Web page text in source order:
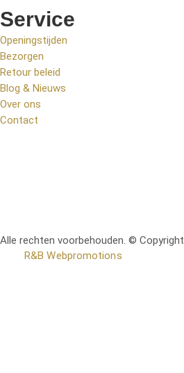
Service
Openingstijden
Bezorgen
Retour beleid
Blog & Nieuws
Over ons
Contact
Alle rechten voorbehouden. © Copyright
R&B Webpromotions